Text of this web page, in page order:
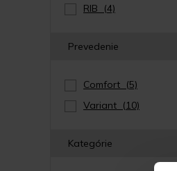
RIB
(4)
Prevedenie
Comfort (5)
Variant (10)
Kategórie